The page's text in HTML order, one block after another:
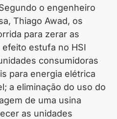
o engenheiro
Thiago Awad, os
para zerar as
estufa no HSI
consumidoras
para energia elétrica
a eliminação do uso do
de uma usina
as unidades